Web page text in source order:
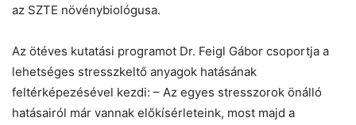
az SZTE növénybiológusa.
Az ötéves kutatási programot Dr. Feigl Gábor csoportja a
lehetséges stresszkeltő anyagok hatásának
feltérképezésével kezdi: – Az egyes stresszorok önálló
hatásairól már vannak előkísérleteink, most majd a